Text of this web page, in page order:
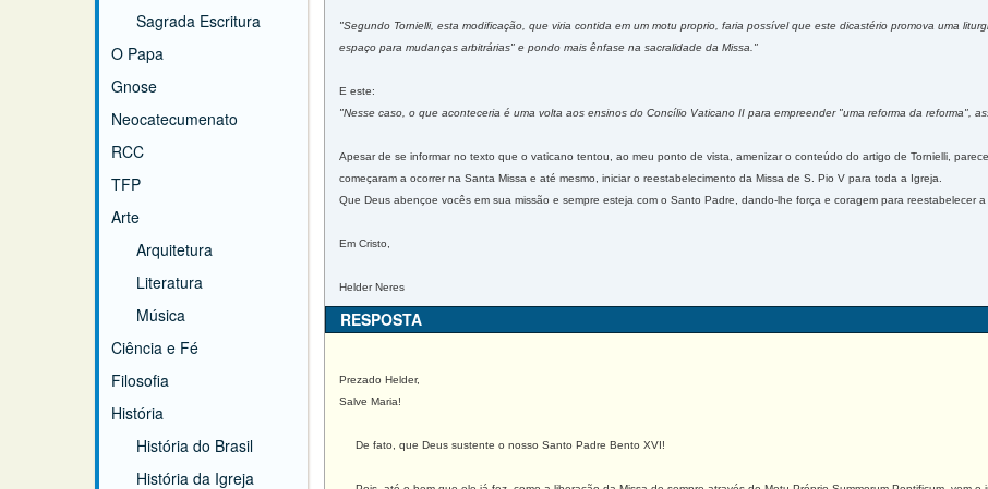
Sagrada Escritura
O Papa
Gnose
Neocatecumenato
RCC
TFP
Arte
Arquitetura
Literatura
Música
Ciência e Fé
Filosofia
História
História do Brasil
História da Igreja
"Segundo Tornielli, esta modificação, que viria contida em um motu proprio, faria possível que este dicastério promova uma
espaço para mudanças arbitrárias" e pondo mais ênfase na sacralidade da Missa."
E este:
"Nesse caso, o que aconteceria é uma volta aos ensinos do Concílio Vaticano II para empreender "uma reforma da reforma",
Apesar de se informar no texto que o vaticano tentou, ao meu ponto de vista, amenizar o conteúdo do artigo de Tornielli,
começaram a ocorrer na Santa Missa e até mesmo, iniciar o reestabelecimento da Missa de S. Pio V para toda a Igreja.
Que Deus abençoe vocês em sua missão e sempre esteja com o Santo Padre, dando-lhe força e coragem para reestabelecer a
Em Cristo,
Helder Neres
RESPOSTA
Prezado Helder,
Salve Maria!
De fato, que Deus sustente o nosso Santo Padre Bento XVI!